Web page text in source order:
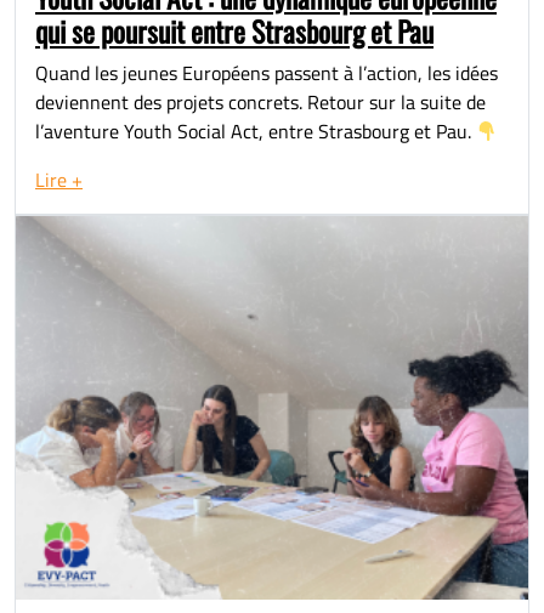
qui se poursuit entre Strasbourg et Pau
Quand les jeunes Européens passent à l’action, les idées
deviennent des projets concrets. Retour sur la suite de
l’aventure Youth Social Act, entre Strasbourg et Pau.
Lire +